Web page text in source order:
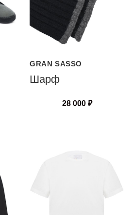
GRAN SASSO
Шарф
28 000 ₽